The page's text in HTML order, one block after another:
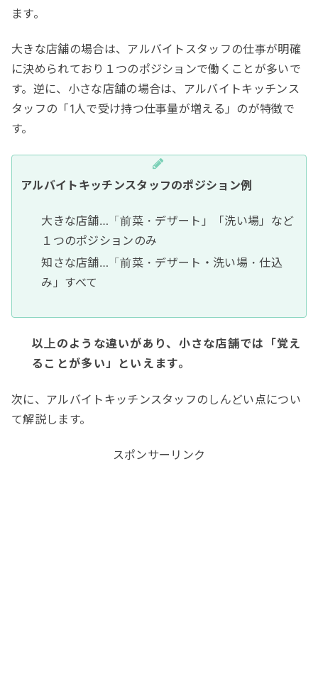
ます。
大きな店舗の場合は、アルバイトスタッフの仕事が明確
に決められており１つのポジションで働くことが多いで
す。逆に、小さな店舗の場合は、アルバイトキッチンス
タッフの「1人で受け持つ仕事量が増える」のが特徴で
す。
アルバイトキッチンスタッフのポジション例
大きな店舗…「前菜・デザート」「洗い場」など
１つのポジションのみ
知さな店舗…「前菜・デザート・洗い場・仕込
み」すべて
以上のような違いがあり、小さな店舗では「覚え
ることが多い」といえます。
次に、アルバイトキッチンスタッフのしんどい点につい
て解説します。
スポンサーリンク